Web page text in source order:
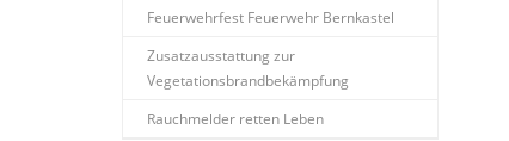
Feuerwehrfest Feuerwehr Bernkastel
Zusatzausstattung zur
Vegetationsbrandbekämpfung
Rauchmelder retten Leben